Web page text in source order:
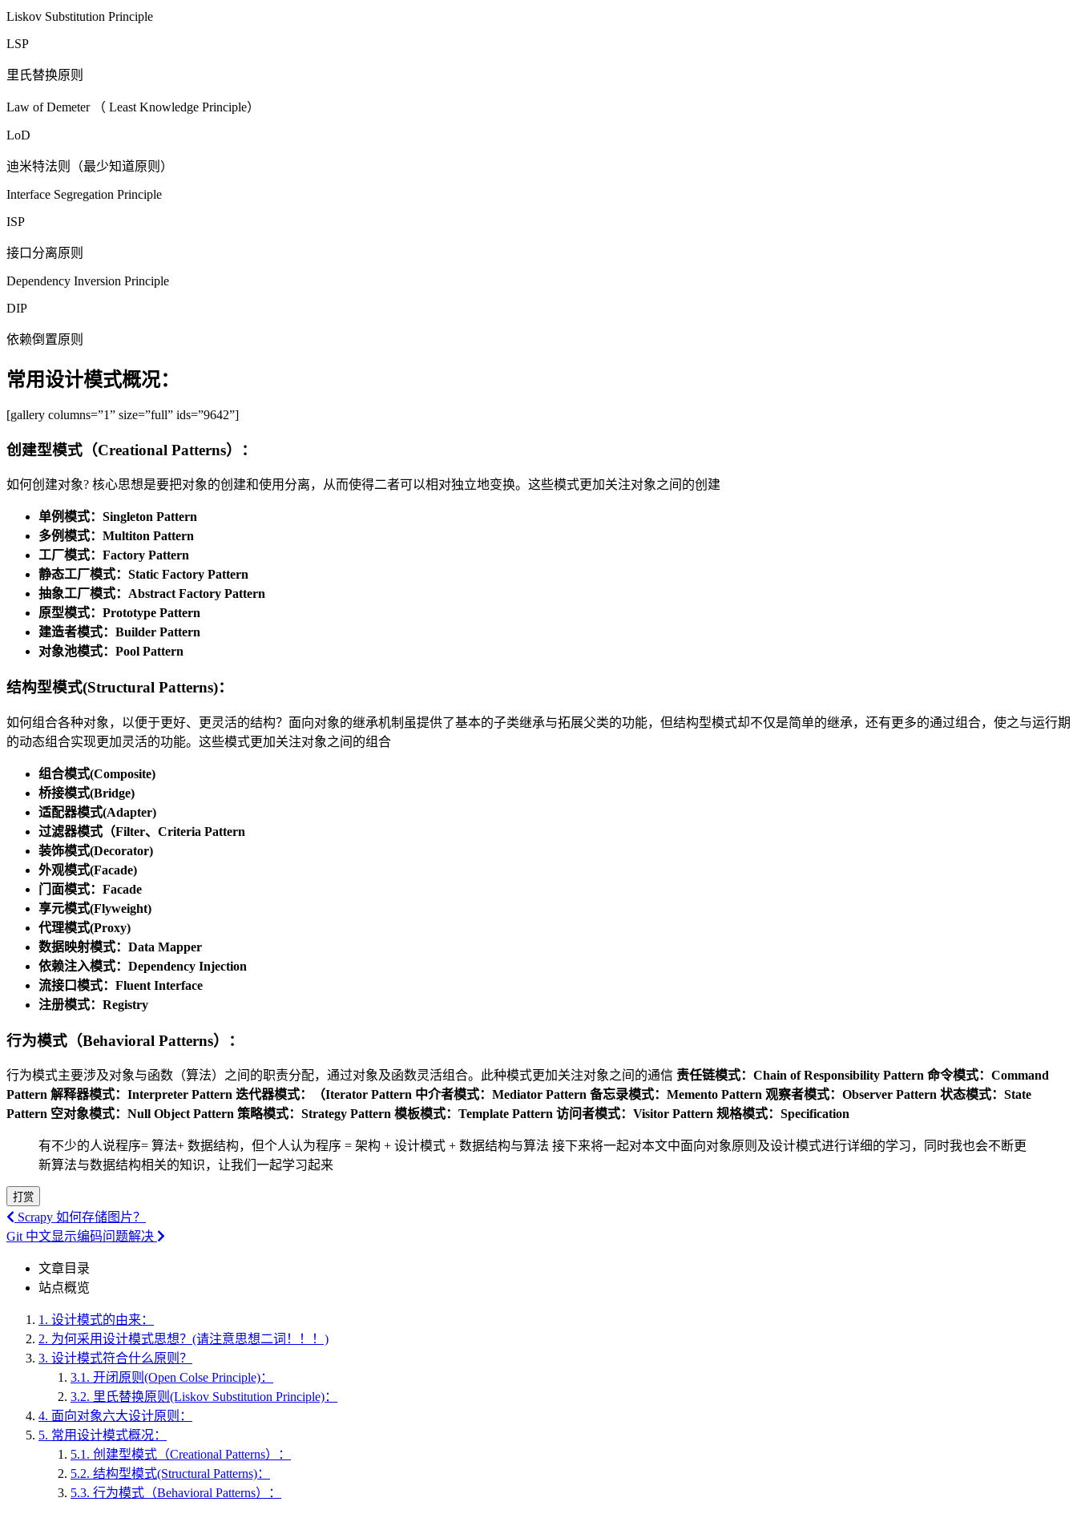
Liskov Substitution Principle
LSP
里氏替换原则
Law of Demeter （ Least Knowledge Principle）
LoD
迪米特法则（最少知道原则）
Interface Segregation Principle
ISP
接口分离原则
Dependency Inversion Principle
DIP
依赖倒置原则
常用设计模式概况：
[gallery columns=”1” size=”full” ids=”9642”]
创建型模式（Creational Patterns）：
如何创建对象? 核心思想是要把对象的创建和使用分离，从而使得二者可以相对独立地变换。这些模式更加关注对象之间的创建
单例模式：Singleton Pattern
多例模式：Multiton Pattern
工厂模式：Factory Pattern
静态工厂模式：Static Factory Pattern
抽象工厂模式：Abstract Factory Pattern
原型模式：Prototype Pattern
建造者模式：Builder Pattern
对象池模式：Pool Pattern
结构型模式(Structural Patterns)：
如何组合各种对象，以便于更好、更灵活的结构？面向对象的继承机制虽提供了基本的子类继承与拓展父类的功能，但结构型模式却不仅是简单的继承，还有更多的通过组合，使之与运行期
的动态组合实现更加灵活的功能。这些模式更加关注对象之间的组合
组合模式(Composite)
桥接模式(Bridge)
适配器模式(Adapter)
过滤器模式（Filter、Criteria Pattern
装饰模式(Decorator)
外观模式(Facade)
门面模式：Facade
享元模式(Flyweight)
代理模式(Proxy)
数据映射模式：Data Mapper
依赖注入模式：Dependency Injection
流接口模式：Fluent Interface
注册模式：Registry
行为模式（Behavioral Patterns）：
行为模式主要涉及对象与函数（算法）之间的职责分配，通过对象及函数灵活组合。此种模式更加关注对象之间的通信 责任链模式：Chain of Responsibility Pattern 命令模式：Command
Pattern 解释器模式：Interpreter Pattern 迭代器模式：（Iterator Pattern 中介者模式：Mediator Pattern 备忘录模式：Memento Pattern 观察者模式：Observer Pattern 状态模式：State
Pattern 空对象模式：Null Object Pattern 策略模式：Strategy Pattern 模板模式：Template Pattern 访问者模式：Visitor Pattern 规格模式：Specification
有不少的人说程序= 算法+ 数据结构，但个人认为程序 = 架构 + 设计模式 + 数据结构与算法 接下来将一起对本文中面向对象原则及设计模式进行详细的学习，同时我也会不断更
新算法与数据结构相关的知识，让我们一起学习起来
打赏
Scrapy 如何存储图片？
Git 中文显示编码问题解决
文章目录
站点概览
1. 设计模式的由来：
2. 为何采用设计模式思想？(请注意思想二词！！！)
3. 设计模式符合什么原则？
3.1. 开闭原则(Open Colse Principle)：
3.2. 里氏替换原则(Liskov Substitution Principle)：
4. 面向对象六大设计原则：
5. 常用设计模式概况：
5.1. 创建型模式（Creational Patterns）：
5.2. 结构型模式(Structural Patterns)：
5.3. 行为模式（Behavioral Patterns）：